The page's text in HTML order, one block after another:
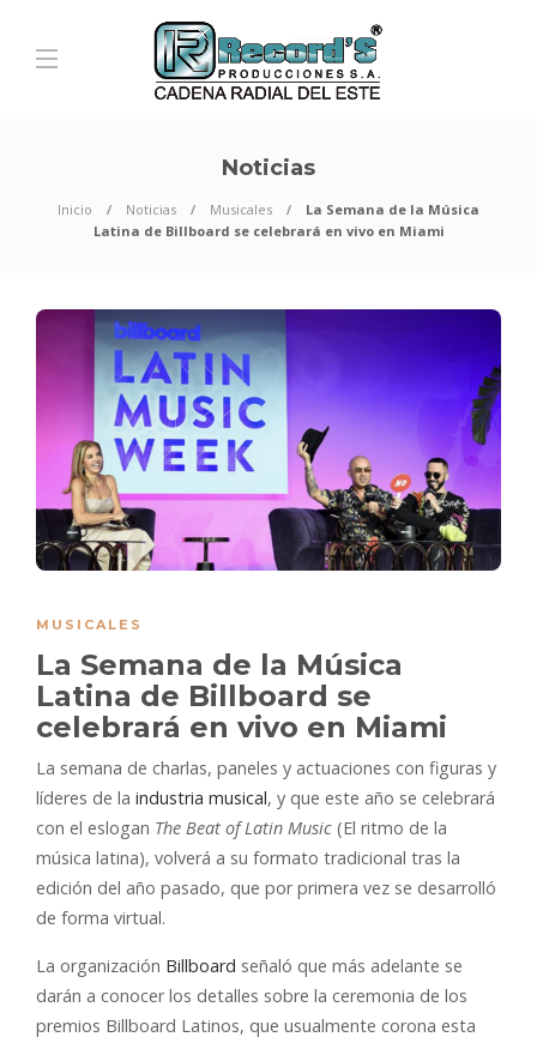
Noticias
Inicio Noticias Musicales
La Semana de la Música
Latina de Billboard se celebrará en vivo en Miami
MUSICALES
La Semana de la Música
Latina de Billboard se
celebrará en vivo en Miami
La semana de charlas, paneles y actuaciones con figuras y
líderes de la industria musical, y que este año se celebrará
con el eslogan The Beat of Latin Music (El ritmo de la
música latina), volverá a su formato tradicional tras la
edición del año pasado, que por primera vez se desarrolló
de forma virtual.
La organización Billboard señaló que más adelante se
darán a conocer los detalles sobre la ceremonia de los
premios Billboard Latinos, que usualmente corona esta